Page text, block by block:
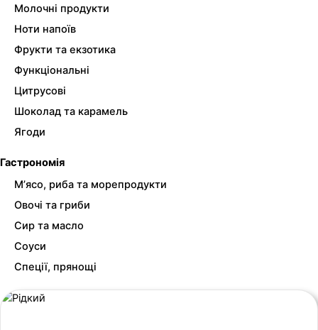
Молочні продукти
Ноти напоїв
Фрукти та екзотика
Функціональні
Цитрусові
Шоколад та карамель
Ягоди
Гастрономія
М’ясо, риба та морепродукти
Овочі та гриби
Сир та масло
Соуси
Спеції, прянощі